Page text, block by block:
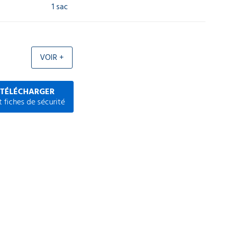
1 sac
VOIR +
fiches de sécurité